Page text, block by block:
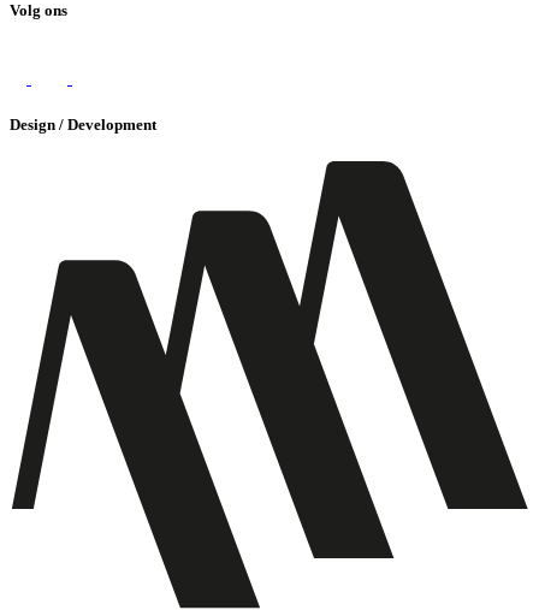
Volg ons
Design / Development